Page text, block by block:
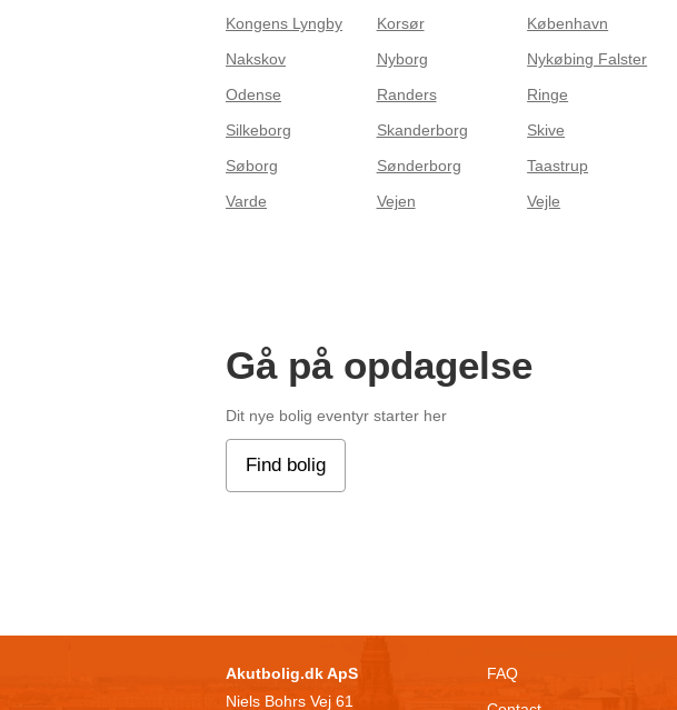
Kongens Lyngby
Korsør København
Nakskov
Nyborg Nykøbing Falster
Odense
Randers Ringe
Silkeborg
Skanderborg Skive
Søborg
Sønderborg Taastrup
Varde
Vejen Vejle
Gå på opdagelse
Dit nye bolig eventyr starter her
Find bolig
Akutbolig.dk ApS
Niels Bohrs Vej 61
FAQ